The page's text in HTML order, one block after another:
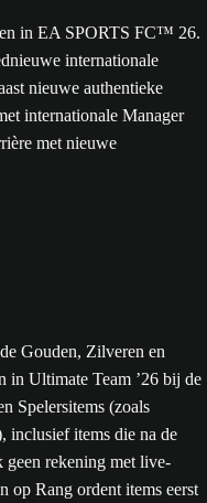
in EA SPORTS FC™ 26.
internationale
nieuwe authentieke
internationale Manager
met nieuwe
Gouden, Zilveren en
in Ultimate Team ’26 bij de
Spelersitems (zoals
inclusief items die na de
geen rekening met live-
op Rang ordent items eerst